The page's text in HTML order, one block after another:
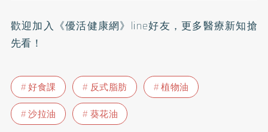
歡迎加入 《優活健康網》line好友 ，更多醫療新知搶
先看！
好食課 反式脂肪
植物油
沙拉油
葵花油